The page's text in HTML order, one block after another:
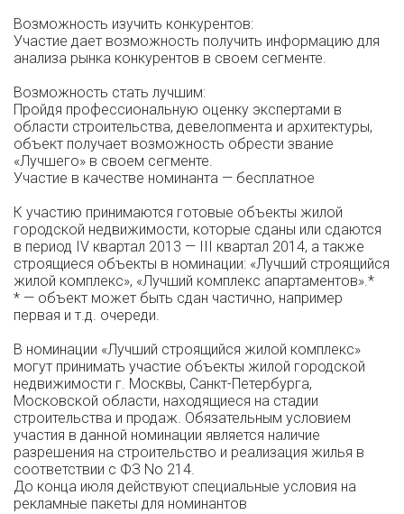
Возможность изучить конкурентов:
Участие дает возможность получить информацию для
анализа рынка конкурентов в своем сегменте.
Возможность стать лучшим:
Пройдя профессиональную оценку экспертами в
области строительства, девелопмента и архитектуры,
объект получает возможность обрести звание
«Лучшего» в своем сегменте.
Участие в качестве номинанта — бесплатное
К участию принимаются готовые объекты жилой
городской недвижимости, которые сданы или сдаются
в период IV квартал 2013 — III квартал 2014, а также
строящиеся объекты в номинации: «Лучший строящийся
жилой комплекс», «Лучший комплекс апартаментов».*
* — объект может быть сдан частично, например
первая и т.д. очереди.
В номинации «Лучший строящийся жилой комплекс»
могут принимать участие объекты жилой городской
недвижимости г. Москвы, Санкт-Петербурга,
Московской области, находящиеся на стадии
строительства и продаж. Обязательным условием
участия в данной номинации является наличие
разрешения на строительство и реализация жилья в
соответствии с ФЗ No 214.
До конца июля действуют специальные условия на
рекламные пакеты для номинантов